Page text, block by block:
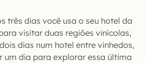
três dias você usa o seu hotel da
visitar duas regiões vinícolas,
dias num hotel entre vinhedos,
um dia para explorar essa última